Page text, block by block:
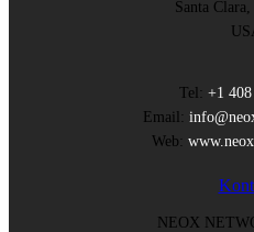
Santa
Tel: +1 408
Email:
Web:
NEOX